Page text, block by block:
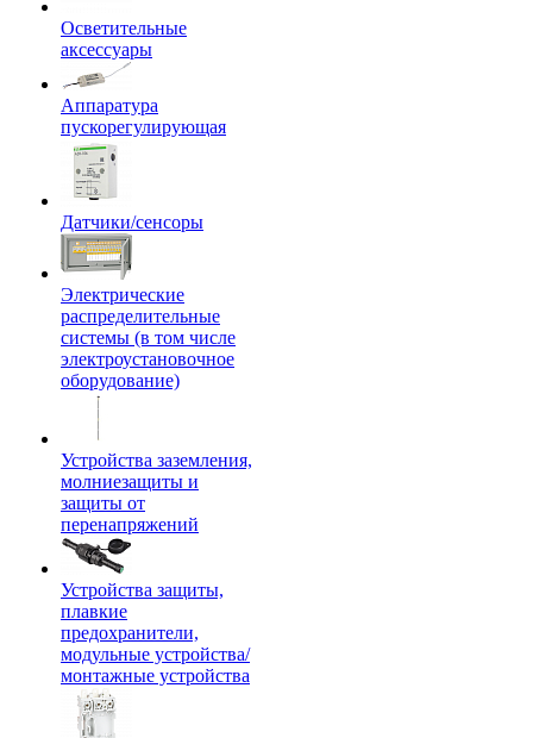
Осветительные
аксессуары
Аппаратура
пускорегулирующая
Датчики/сенсоры
Электрические
распределительные
системы (в том числе
электроустановочное
оборудование)
Устройства заземления,
молниезащиты и
защиты от
перенапряжений
Устройства защиты,
плавкие
предохранители,
модульные устройства/
монтажные устройства